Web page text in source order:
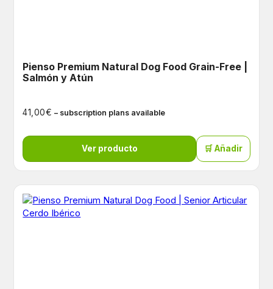
Pienso Premium Natural Dog Food Grain-Free |
Salmón y Atún
41,00€ – subscription plans available
Ver producto 🛒 Añadir